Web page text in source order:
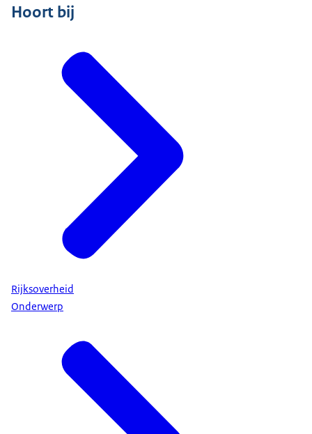
Hoort bij
Rijksoverheid
Onderwerp